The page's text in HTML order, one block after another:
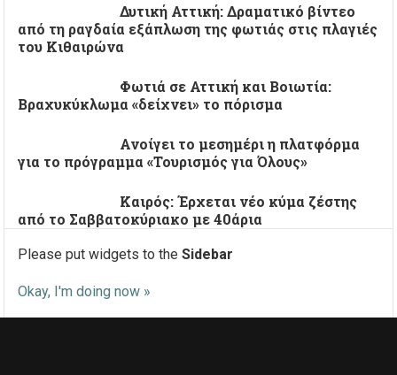
Δυτική Αττική: Δραματικό βίντεο
από τη ραγδαία εξάπλωση της φωτιάς στις πλαγιές
του Κιθαιρώνα
Φωτιά σε Αττική και Βοιωτία:
Βραχυκύκλωμα «δείχνει» το πόρισμα
Ανοίγει το μεσημέρι η πλατφόρμα
για το πρόγραμμα «Τουρισμός για Όλους»
Καιρός: Έρχεται νέο κύμα ζέστης
από το Σαββατοκύριακο με 40άρια
Please put widgets to theSidebar
Okay, I'm doing now »